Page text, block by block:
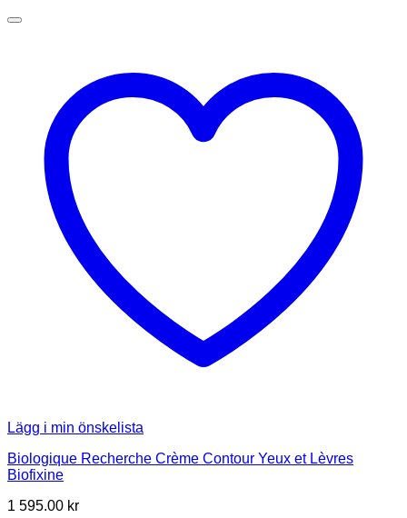
Lägg i min önskelista
Biologique Recherche Crème Contour Yeux et Lèvres
Biofixine
1 595.00 kr